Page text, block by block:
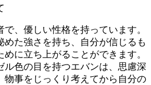
、優しい性格を持っています。
た強さを持ち、自分が信じるも
に立ち上がることができます。
ル色の目を持つエバンは、思慮深
物事をじっくり考えてから自分の